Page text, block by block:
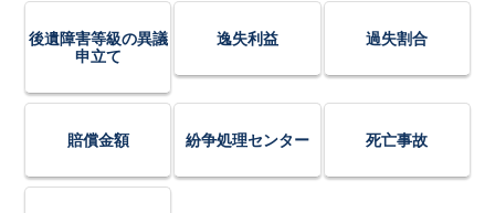
後遺障害等級の異議
申立て
逸失利益 過失割合
賠償金額 紛争処理センター 死亡事故